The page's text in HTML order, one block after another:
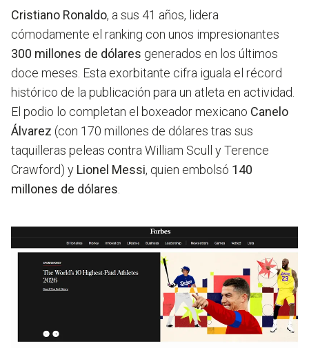
Cristiano Ronaldo, a sus 41 años, lidera
cómodamente el ranking con unos impresionantes
300 millones de dólares generados en los últimos
doce meses. Esta exorbitante cifra iguala el récord
histórico de la publicación para un atleta en actividad.
El podio lo completan el boxeador mexicano Canelo
Álvarez (con 170 millones de dólares tras sus
taquilleras peleas contra William Scull y Terence
Crawford) y Lionel Messi, quien embolsó 140
millones de dólares